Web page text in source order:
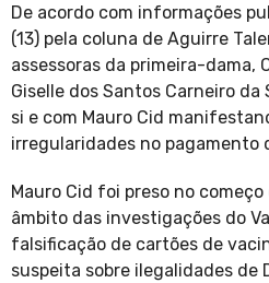
De acordo com informações
(13) pela coluna de Aguirre
assessoras da primeira-dama,
Giselle dos Santos Carneiro
si e com Mauro Cid
irregularidades no pagamento
Mauro Cid foi preso no
âmbito das investigações do
falsificação de cartões de
suspeita sobre ilegalidades de